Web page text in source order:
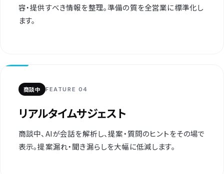
容・提供すべき情報を整理。準備の質を全営業に標準化し
ます。
商談中 FEATURE 04
リアルタイムサジェスト
商談中、AIが会話を解析し、提案・質問のヒントをその場で
表示。提案漏れ・聞き漏らしを大幅に低減します。